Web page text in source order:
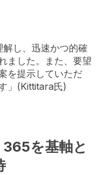
解し、迅速かつ的確
ました。また、要望
を提示していただ
」(Kittitara氏)
を基軸と